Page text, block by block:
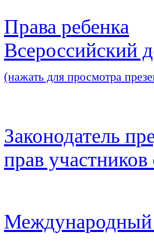
Права ребенка
Всероссийский
(нажать для просмотра
Законодатель
прав участников
Международный